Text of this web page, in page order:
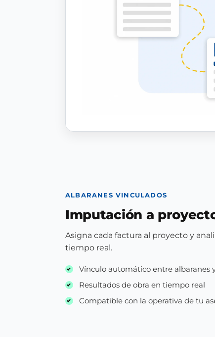
ALBARANES VINCULADOS
Imputación a
Asigna cada factura al proyecto y
tiempo real.
Vínculo automático entre albaranes
Resultados de obra en tiempo real
Compatible con la operativa de tu